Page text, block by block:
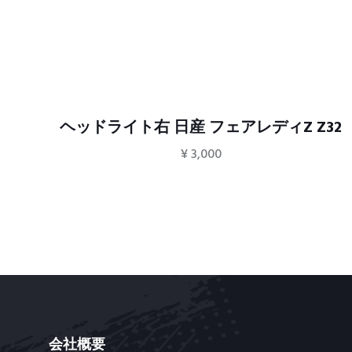
ヘッドライト右 日産 フェアレディZ Z32
¥3,000
会社概要